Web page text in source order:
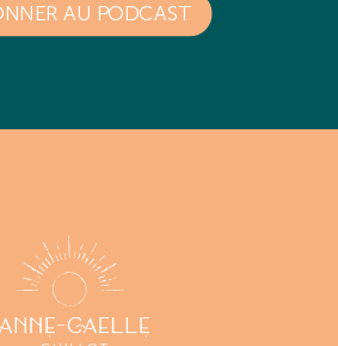
AU PODCAST